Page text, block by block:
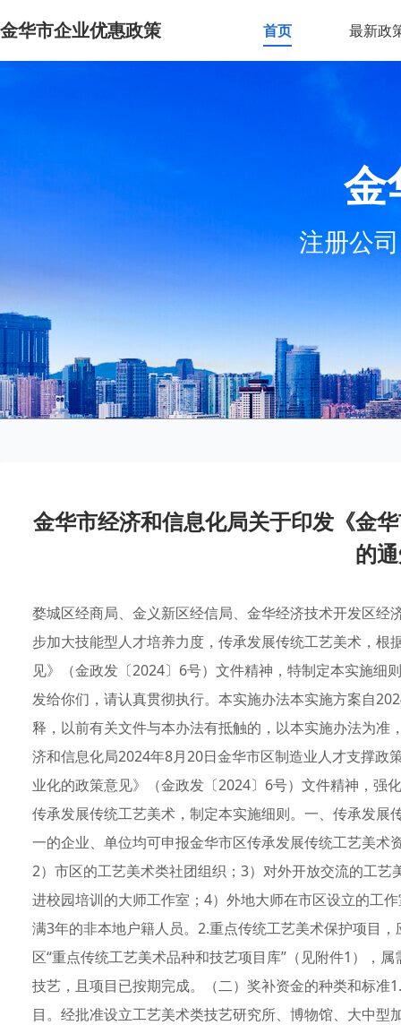
金华市企业优惠政策 首页 最新政
金
注册公
金华市经济和信息化局关于印发《金
的
婺城区经商局、金义新区经信局、金华经济技术开发区
步加大技能型人才培养力度，传承发展传统工艺美术，
见》（金政发〔2024〕6号）文件精神，特制定本实施细
发给你们，请认真贯彻执行。本实施办法本实施方案自
释，以前有关文件与本办法有抵触的，以本实施办法为
济和信息化局2024年8月20日金华市区制造业人才支撑政
业化的政策意见》（金政发〔2024〕6号）文件精神，强
传承发展传统工艺美术，制定本实施细则。一、传承发
一的企业、单位均可申报金华市区传承发展传统工艺美
2）市区的工艺美术类社团组织；3）对外开放交流的工
进校园培训的大师工作室；4）外地大师在市区设立的工
满3年的非本地户籍人员。2.重点传统工艺美术保护项目
区“重点传统工艺美术品种和技艺项目库”（见附件1），
技艺，且项目已按期完成。（二）奖补资金的种类和标
目。经批准设立工艺美术类技艺研究所、博物馆、大中